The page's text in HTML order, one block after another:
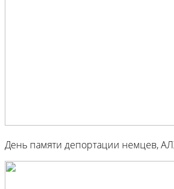
День памяти депортации немцев,